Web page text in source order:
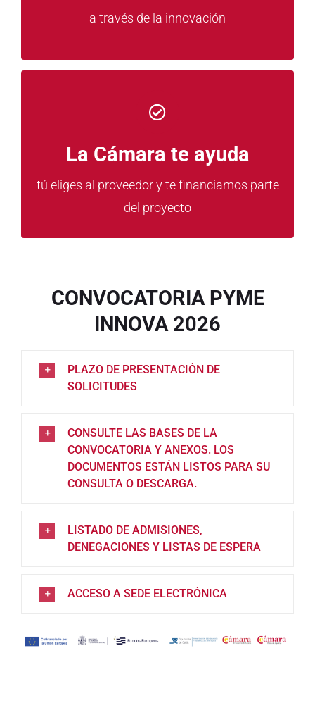
a través de la innovación
La Cámara te ayuda
tú eliges al proveedor y te financiamos parte
del proyecto
euros de inversión
CONVOCATORIA PYME
INNOVA 2026
PLAZO DE PRESENTACIÓN DE
SOLICITUDES
CONSULTE LAS BASES DE LA
CONVOCATORIA Y ANEXOS. LOS
DOCUMENTOS ESTÁN LISTOS PARA SU
CONSULTA O DESCARGA.
LISTADO DE ADMISIONES,
DENEGACIONES Y LISTAS DE ESPERA
ACCESO A SEDE ELECTRÓNICA